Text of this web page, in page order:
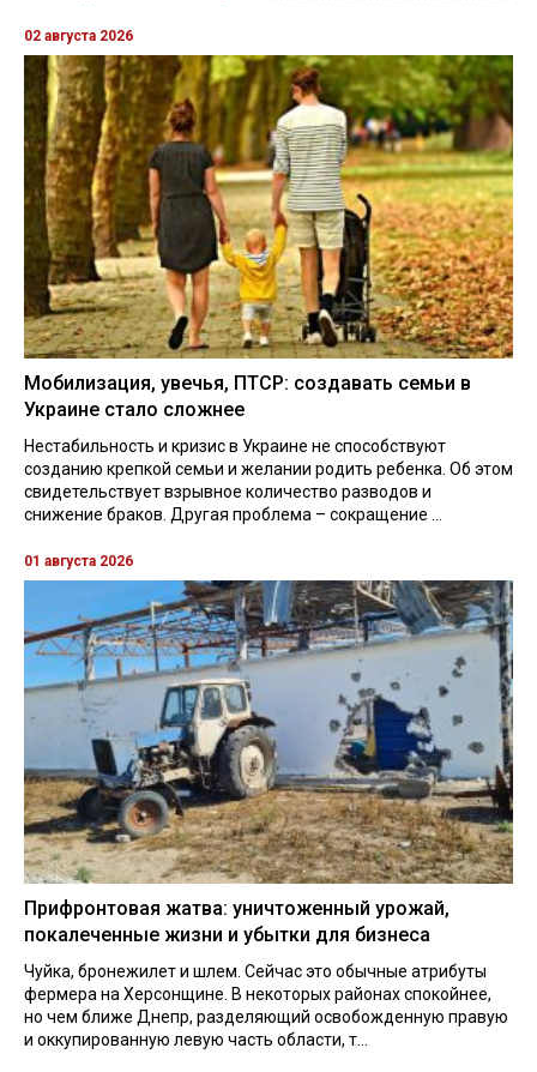
02 августа 2026
Мобилизация, увечья, ПТСР: создавать семьи в
Украине стало сложнее
Нестабильность и кризис в Украине не способствуют
созданию крепкой семьи и желании родить ребенка. Об этом
свидетельствует взрывное количество разводов и
снижение браков. Другая проблема – сокращение ...
01 августа 2026
Прифронтовая жатва: уничтоженный урожай,
покалеченные жизни и убытки для бизнеса
Чуйка, бронежилет и шлем. Сейчас это обычные атрибуты
фермера на Херсонщине. В некоторых районах спокойнее,
но чем ближе Днепр, разделяющий освобожденную правую
и оккупированную левую часть области, т...